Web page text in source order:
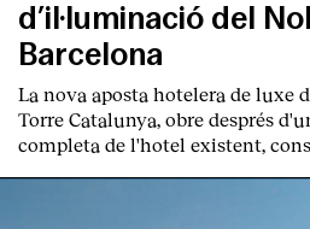
d’il·luminació del
Barcelona
La nova aposta hotelera de luxe
Torre Catalunya, obre després
completa de l'hotel existent,